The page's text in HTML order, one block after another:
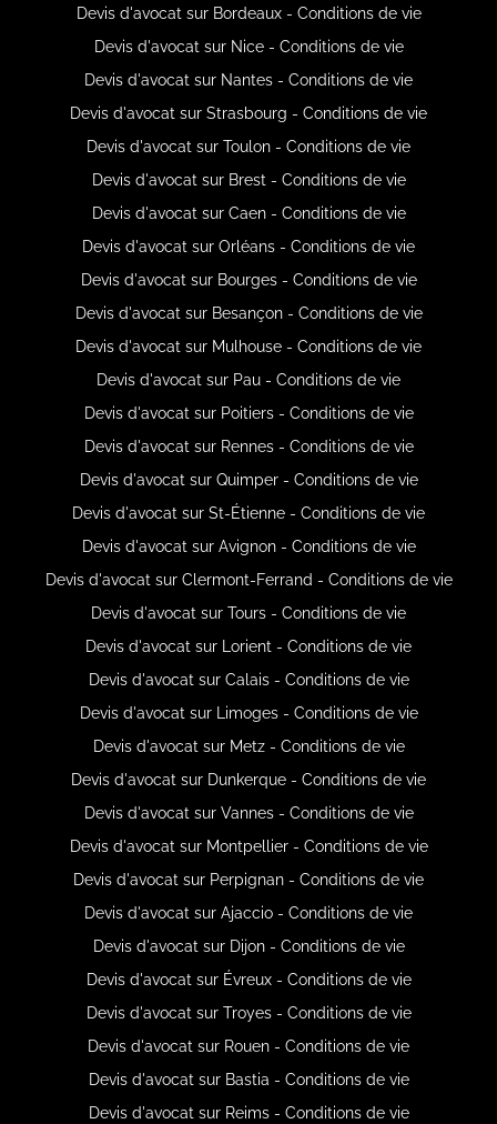
Devis d'avocat sur Bordeaux - Conditions de vie
Devis d'avocat sur Nice - Conditions de vie
Devis d'avocat sur Nantes - Conditions de vie
Devis d'avocat sur Strasbourg - Conditions de vie
Devis d'avocat sur Toulon - Conditions de vie
Devis d'avocat sur Brest - Conditions de vie
Devis d'avocat sur Caen - Conditions de vie
Devis d'avocat sur Orléans - Conditions de vie
Devis d'avocat sur Bourges - Conditions de vie
Devis d'avocat sur Besançon - Conditions de vie
Devis d'avocat sur Mulhouse - Conditions de vie
Devis d'avocat sur Pau - Conditions de vie
Devis d'avocat sur Poitiers - Conditions de vie
Devis d'avocat sur Rennes - Conditions de vie
Devis d'avocat sur Quimper - Conditions de vie
Devis d'avocat sur St-Étienne - Conditions de vie
Devis d'avocat sur Avignon - Conditions de vie
Devis d'avocat sur Clermont-Ferrand - Conditions de vie
Devis d'avocat sur Tours - Conditions de vie
Devis d'avocat sur Lorient - Conditions de vie
Devis d'avocat sur Calais - Conditions de vie
Devis d'avocat sur Limoges - Conditions de vie
Devis d'avocat sur Metz - Conditions de vie
Devis d'avocat sur Dunkerque - Conditions de vie
Devis d'avocat sur Vannes - Conditions de vie
Devis d'avocat sur Montpellier - Conditions de vie
Devis d'avocat sur Perpignan - Conditions de vie
Devis d'avocat sur Ajaccio - Conditions de vie
Devis d'avocat sur Dijon - Conditions de vie
Devis d'avocat sur Évreux - Conditions de vie
Devis d'avocat sur Troyes - Conditions de vie
Devis d'avocat sur Rouen - Conditions de vie
Devis d'avocat sur Bastia - Conditions de vie
Devis d'avocat sur Reims - Conditions de vie